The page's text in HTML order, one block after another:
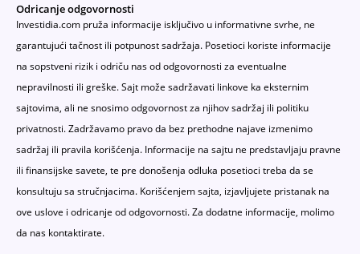
Odricanje odgovornosti
Investidia.com pruža informacije isključivo u informativne svrhe, ne
garantujući tačnost ili potpunost sadržaja. Posetioci koriste informacije
na sopstveni rizik i odriču nas od odgovornosti za eventualne
nepravilnosti ili greške. Sajt može sadržavati linkove ka eksternim
sajtovima, ali ne snosimo odgovornost za njihov sadržaj ili politiku
privatnosti. Zadržavamo pravo da bez prethodne najave izmenimo
sadržaj ili pravila korišćenja. Informacije na sajtu ne predstavljaju pravne
ili finansijske savete, te pre donošenja odluka posetioci treba da se
konsultuju sa stručnjacima. Korišćenjem sajta, izjavljujete pristanak na
ove uslove i odricanje od odgovornosti. Za dodatne informacije, molimo
da nas kontaktirate.